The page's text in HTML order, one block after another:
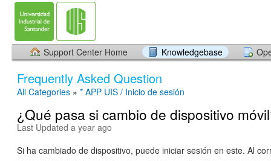
Support Center Home Knowledgebase
Frequently Asked Question
All Categories » * APP UIS / Inicio de sesión
¿Qué pasa si cambio de dispositivo
Last Updated a year ago
Si ha cambiado de dispositivo, puede iniciar sesión en este. Al